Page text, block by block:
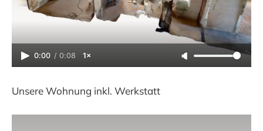
0:00 / 0:08 1×
Unsere Wohnung inkl. Werkstatt